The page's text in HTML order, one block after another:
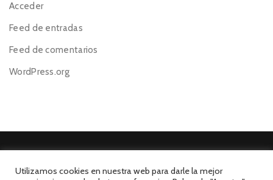
Acceder
Feed de entradas
Feed de comentarios
WordPress.org
Utilizamos cookies en nuestra web para darle la mejor